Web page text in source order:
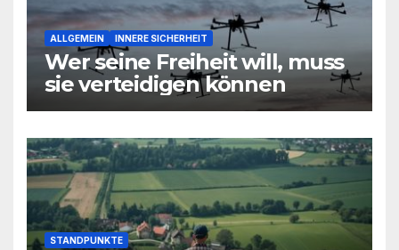
ALLGEMEIN INNERE SICHERHEIT
Wer seine Freiheit will, muss
sie verteidigen können
STANDPUNKTE